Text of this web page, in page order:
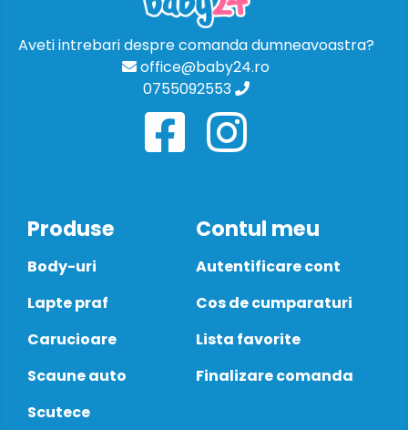
Aveti intrebari despre comanda dumneavoastra?
office@baby24.ro
0755092553
Produse
Body-uri
Lapte praf
Carucioare
Scaune auto
Scutece
Contul meu
Autentificare cont
Cos de cumparaturi
Lista favorite
Finalizare comanda